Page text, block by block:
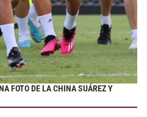
FOTO DE LA CHINA SUÁREZ Y